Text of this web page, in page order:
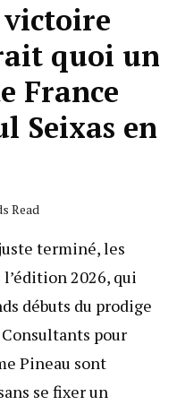
victoire
quoi un
France
Seixas en
Read
terminé, les
2026, qui
débuts du prodige
pour
Pineau sont
se fixer un